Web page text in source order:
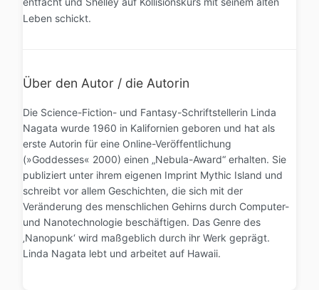
Leben schickt.
Über den Autor / die Autorin
Die Science-Fiction- und Fantasy-Schriftstellerin Linda
Nagata wurde 1960 in Kalifornien geboren und hat als
erste Autorin für eine Online-Veröffentlichung
(»Goddesses« 2000) einen „Nebula-Award“ erhalten. Sie
publiziert unter ihrem eigenen Imprint Mythic Island und
schreibt vor allem Geschichten, die sich mit der
Veränderung des menschlichen Gehirns durch Computer-
und Nanotechnologie beschäftigen. Das Genre des
‚Nanopunk‘ wird maßgeblich durch ihr Werk geprägt.
Linda Nagata lebt und arbeitet auf Hawaii.